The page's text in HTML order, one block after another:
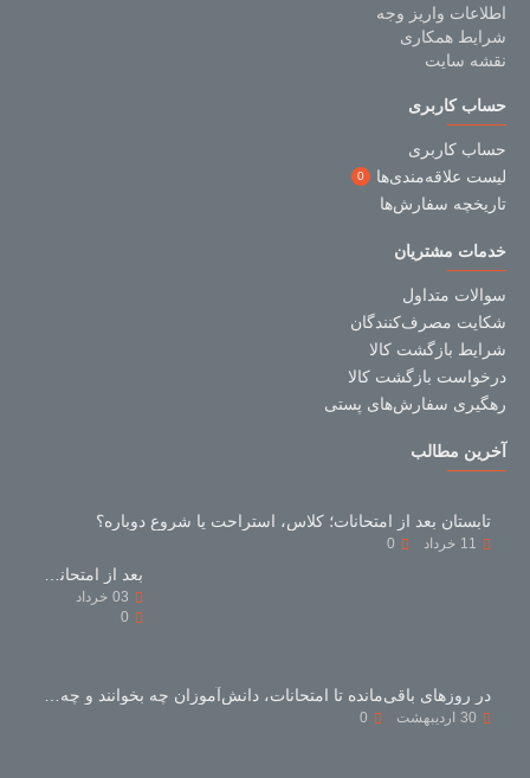
اطلاعات واریز وجه
شرایط همکاری
نقشه سایت
حساب کاربری
حساب کاربری
لیست علاقه‌مندی‌ها
0
تاریخچه سفارش‌ها
خدمات مشتریان
سوالات متداول
شکایت مصرف‌کنندگان
شرایط بازگشت کالا
درخواست بازگشت کالا
رهگیری سفارش‌های پستی
آخرین مطالب
تابستان بعد از امتحانات؛ کلاس، استراحت یا شروع دوباره؟
11 خرداد 0
03 خرداد
0
30 اردیبهشت 0